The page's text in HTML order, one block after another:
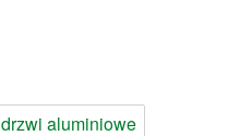
drzwi aluminiowe